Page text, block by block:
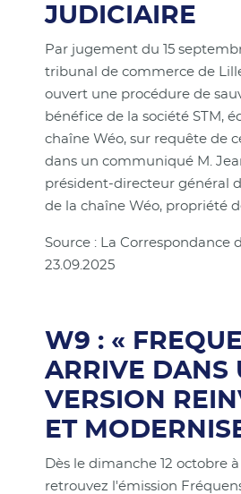
JUDICIAIRE
Par jugement du 15
tribunal de commerce de
ouvert une procédure de
bénéfice de la société STM,
chaîne Wéo, sur requête de
dans un communiqué M.
président-directeur général
de la chaîne Wéo, propriété
Source : La Correspondance
23.09.2025
W9 : «
ARRIVE DANS
VERSION
ET
Dès le dimanche 12 octobre à
retrouvez l'émission